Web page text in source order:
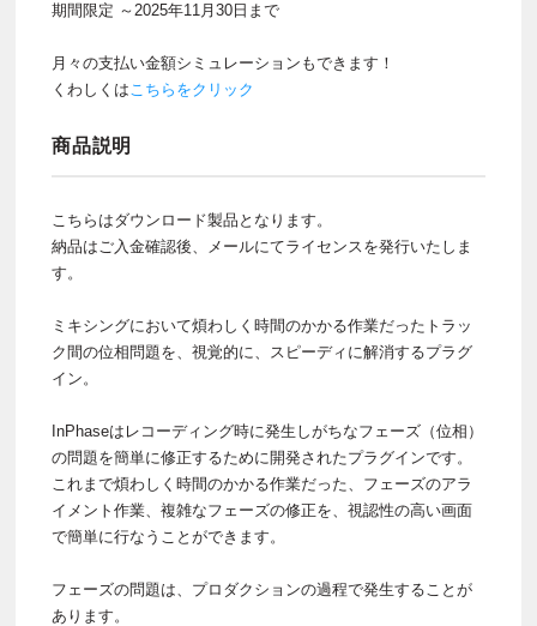
期間限定 ～2025年11月30日まで
月々の支払い金額シミュレーションもできます！
くわしくはこちらをクリック
商品説明
こちらはダウンロード製品となります。
納品はご入金確認後、メールにてライセンスを発行いたしま
す。
ミキシングにおいて煩わしく時間のかかる作業だったトラッ
ク間の位相問題を、視覚的に、スピーディに解消するプラグ
イン。
InPhaseはレコーディング時に発生しがちなフェーズ（位相）
の問題を簡単に修正するために開発されたプラグインです。
これまで煩わしく時間のかかる作業だった、フェーズのアラ
イメント作業、複雑なフェーズの修正を、視認性の高い画面
で簡単に行なうことができます。
フェーズの問題は、プロダクションの過程で発生することが
あります。